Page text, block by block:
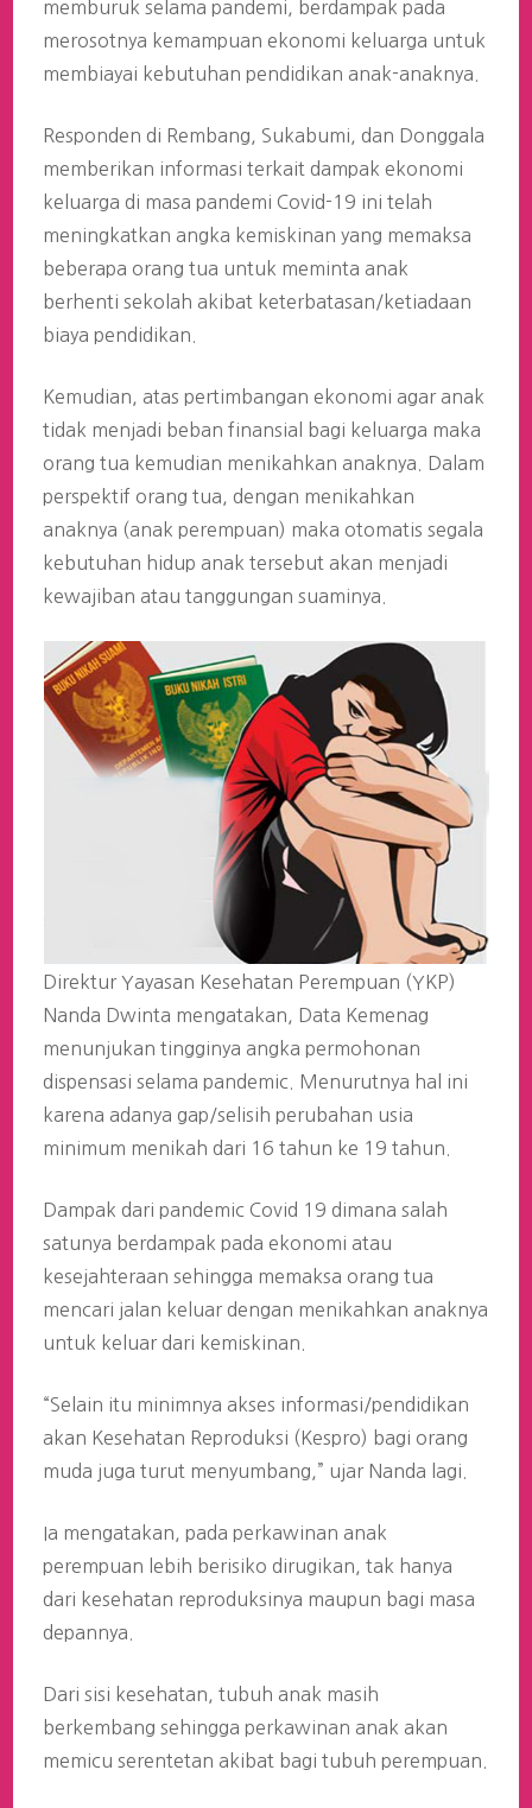
memburuk selama pandemi, berdampak pada
merosotnya kemampuan ekonomi keluarga untuk
membiayai kebutuhan pendidikan anak-anaknya.
Responden di Rembang, Sukabumi, dan Donggala
memberikan informasi terkait dampak ekonomi
keluarga di masa pandemi Covid-19 ini telah
meningkatkan angka kemiskinan yang memaksa
beberapa orang tua untuk meminta anak
berhenti sekolah akibat keterbatasan/ketiadaan
biaya pendidikan.
Kemudian, atas pertimbangan ekonomi agar anak
tidak menjadi beban finansial bagi keluarga maka
orang tua kemudian menikahkan anaknya. Dalam
perspektif orang tua, dengan menikahkan
anaknya (anak perempuan) maka otomatis segala
kebutuhan hidup anak tersebut akan menjadi
kewajiban atau tanggungan suaminya.
Direktur Yayasan Kesehatan Perempuan (YKP)
Nanda Dwinta mengatakan, Data Kemenag
menunjukan tingginya angka permohonan
dispensasi selama pandemic. Menurutnya hal ini
karena adanya gap/selisih perubahan usia
minimum menikah dari 16 tahun ke 19 tahun.
Dampak dari pandemic Covid 19 dimana salah
satunya berdampak pada ekonomi atau
kesejahteraan sehingga memaksa orang tua
mencari jalan keluar dengan menikahkan anaknya
untuk keluar dari kemiskinan.
“Selain itu minimnya akses informasi/pendidikan
akan Kesehatan Reproduksi (Kespro) bagi orang
muda juga turut menyumbang,” ujar Nanda lagi.
Ia mengatakan, pada perkawinan anak
perempuan lebih berisiko dirugikan, tak hanya
dari kesehatan reproduksinya maupun bagi masa
depannya.
Dari sisi kesehatan, tubuh anak masih
berkembang sehingga perkawinan anak akan
memicu serentetan akibat bagi tubuh perempuan.